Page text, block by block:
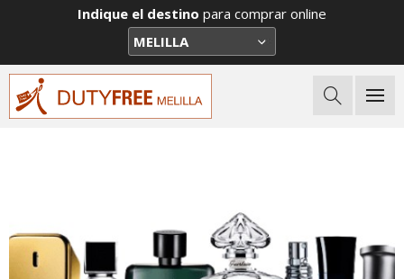
Indique el destino para comprar online